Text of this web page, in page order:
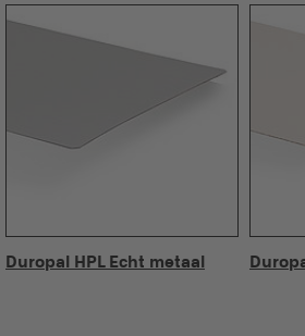
Duropal HPL Echt metaal